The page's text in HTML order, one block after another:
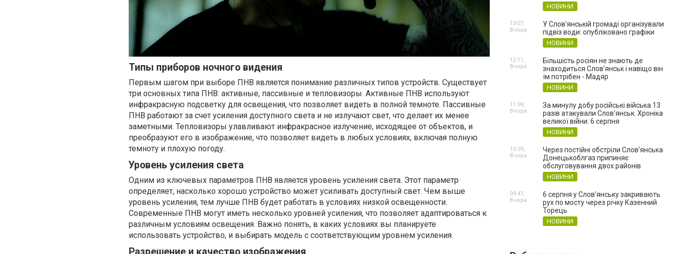
Типы приборов ночного видения
Первым шагом при выборе ПНВ является понимание различных типов устройств. Существует
три основных типа ПНВ: активные, пассивные и тепловизоры. Активные ПНВ используют
инфракрасную подсветку для освещения, что позволяет видеть в полной темноте. Пассивные
ПНВ работают за счет усиления доступного света и не излучают свет, что делает их менее
заметными. Тепловизоры улавливают инфракрасное излучение, исходящее от объектов, и
преобразуют его в изображение, что позволяет видеть в любых условиях, включая полную
темноту и плохую погоду.
Уровень усиления света
Одним из ключевых параметров ПНВ является уровень усиления света. Этот параметр
определяет, насколько хорошо устройство может усиливать доступный свет. Чем выше
уровень усиления, тем лучше ПНВ будет работать в условиях низкой освещенности.
Современные ПНВ могут иметь несколько уровней усиления, что позволяет адаптироваться к
различным условиям освещения. Важно понять, в каких условиях вы планируете
использовать устройство, и выбирать модель с соответствующим уровнем усиления.
НОВИНИ
У Слов'янській громаді організували
підвіз води: опубліковано графіки
НОВИНИ
13:07,
Вчора
Більшість росіян не знають де
знаходиться Слов’янськ і навіщо він
їм потрібен - Мадяр
НОВИНИ
12:11,
Вчора
За минулу добу російські війська 13
разів атакували Слов'янськ. Хроніка
великої війни: 6 серпня
НОВИНИ
11:09,
Вчора
Через постійні обстріли Слов’янська
Донецькоблгаз припиняє
обслуговування двох районів
НОВИНИ
10:29,
Вчора
6 серпня у Слов'янську закривають
рух по мосту через річку Казенний
Торець
НОВИНИ
09:47,
Вчора